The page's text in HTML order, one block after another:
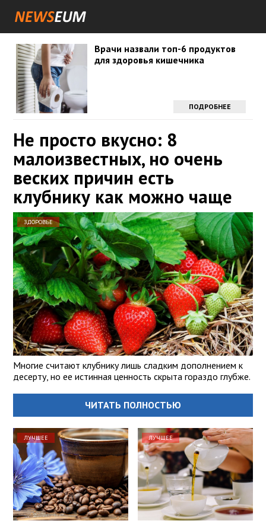
Врачи назвали топ-6 продуктов
для здоровья кишечника
ПОДРОБНЕЕ
Не просто вкусно: 8
малоизвестных, но очень
веских причин есть
клубнику как можно чаще
ЗДОРОВЬЕ
Многие считают клубнику лишь сладким дополнением к
десерту, но ее истинная ценность скрыта гораздо глубже.
ЧИТАТЬ ПОЛНОСТЬЮ
ЛУЧШЕЕ ЛУЧШЕЕ